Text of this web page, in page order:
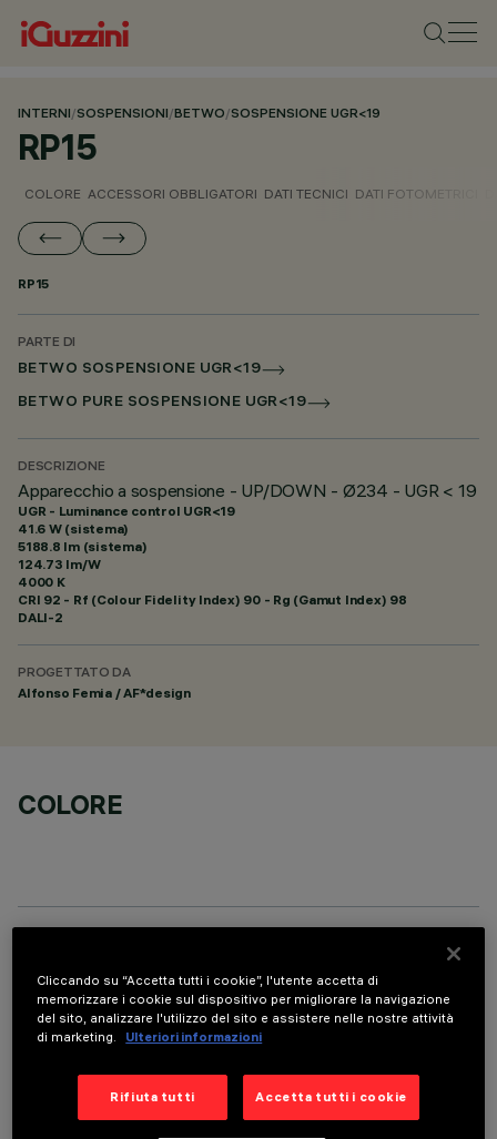
INTERNI/SOSPENSIONI/BETWO/SOSPENSIONE UGR<19
RP15
COLORE ACCESSORI OBBLIGATORI DATI TECNICI DATI FOTOMETRICI
RP15
PARTE DI
BETWO SOSPENSIONE UGR<19
BETWO PURE SOSPENSIONE UGR<19
DESCRIZIONE
Apparecchio a sospensione - UP/DOWN - Ø234 - UGR < 19
UGR - Luminance control UGR<19
41.6 W (sistema)
5188.8 lm (sistema)
124.73 lm/W
4000 K
CRI 92 - Rf (Colour Fidelity Index) 90 - Rg (Gamut Index) 98
DALI-2
PROGETTATO DA
Alfonso Femia / AF*design
COLORE
È necessario ordinare uno degli accessori obbligatori per installare e utilizzare correttamente il
prodotto:
Cliccando su “Accetta tutti i cookie”, l'utente accetta di
memorizzare i cookie sul dispositivo per migliorare la navigazione
del sito, analizzare l'utilizzo del sito e assistere nelle nostre attività
di marketing.
Ulteriori informazioni
Rifiuta tutti Accetta tutti i cookie